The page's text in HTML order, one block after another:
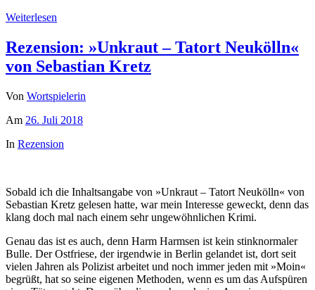
Weiterlesen
Rezension: »Unkraut – Tatort Neukölln«
von Sebastian Kretz
Von Wortspielerin
Am 26. Juli 2018
In Rezension
Sobald ich die Inhaltsangabe von »Unkraut – Tatort Neukölln« von
Sebastian Kretz gelesen hatte, war mein Interesse geweckt, denn das
klang doch mal nach einem sehr ungewöhnlichen Krimi.
Genau das ist es auch, denn Harm Harmsen ist kein stinknormaler
Bulle. Der Ostfriese, der irgendwie in Berlin gelandet ist, dort seit
vielen Jahren als Polizist arbeitet und noch immer jeden mit »Moin«
begrüßt, hat so seine eigenen Methoden, wenn es um das Aufspüren